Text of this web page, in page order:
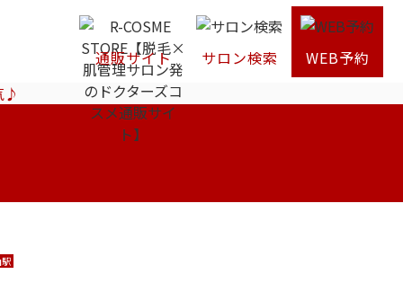
通販サイト サロン検索
WEB予約
♪